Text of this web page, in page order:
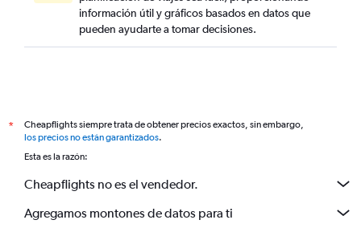
información útil y gráficos basados en datos que
pueden ayudarte a tomar decisiones.
*
Cheapflights siempre trata de obtener precios exactos, sin embargo,
los precios no están garantizados.
Esta es la razón:
Cheapflights no es el vendedor.
Agregamos montones de datos para ti